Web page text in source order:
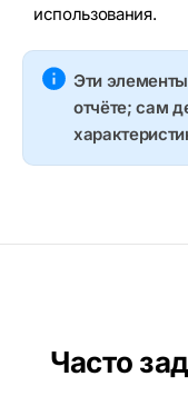
использования.
Эти
отчёте; сам
Часто